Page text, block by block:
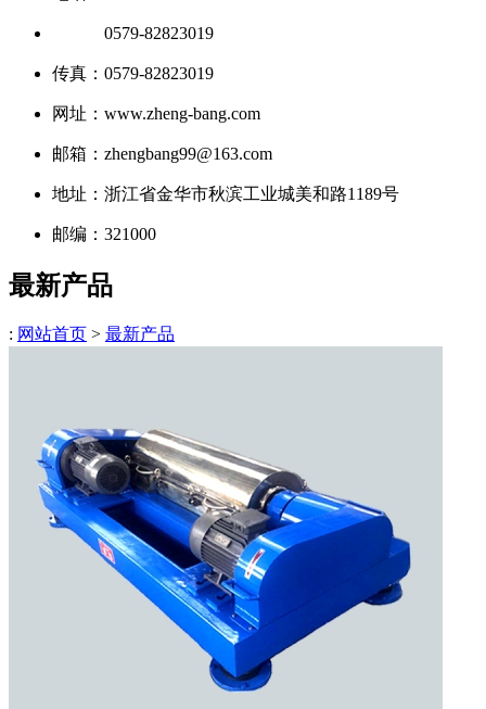
0579-82823019
传真：0579-82823019
网址：www.zheng-bang.com
邮箱：zhengbang99@163.com
地址：浙江省金华市秋滨工业城美和路1189号
邮编：321000
最新产品
: 网站首页 > 最新产品